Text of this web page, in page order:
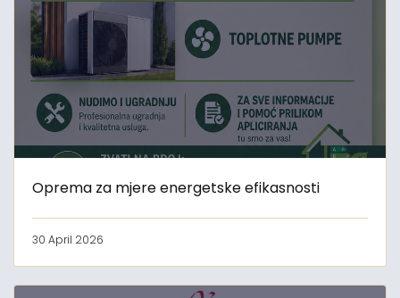
Oprema za mjere energetske efikasnosti
30 April 2026